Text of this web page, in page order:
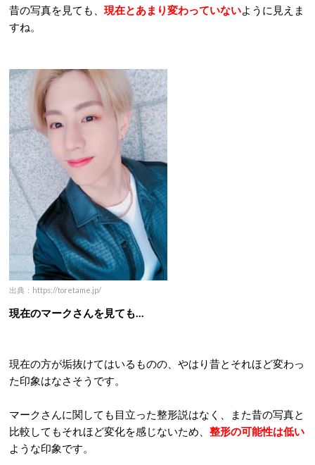
昔の写真を見ても、 現在とあまり変わっていないように見えま
すね。
出典：https://toretame.jp/
現在のマークさんを見ても…
現在の方が垢抜けてはいるものの、やはり昔とそれほど変わっ
た印象はなさそうです。
マークさんに関しても目立った整形説はなく、また昔の写真と
比較してもそれほど変化を感じないため、 整形の可能性は低い
ような印象です。